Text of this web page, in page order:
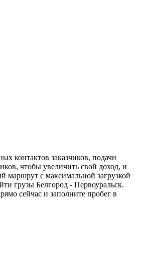
контактов заказчиков, подачи
чтобы увеличить свой доход, и
маршрут с максимальной загрузкой
грузы Белгород - Первоуральск.
сейчас и заполните пробег в